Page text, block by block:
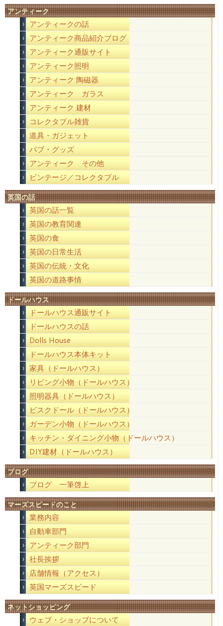
アンティーク
アンティークの話
アンティーク商品紹介ブログ
アンティーク通販サイト
アンティーク照明
アンティーク 陶磁器
アンティーク ガラス
アンティーク 建材
コレクタブル雑貨
道具・ガジェット
パブ・グッズ
アンティーク その他
ビンテージ／コレクタブル
英国の話
英国の話一覧
英国の教育関連
英国の食
英国の日常生活
英国の伝統・文化
英国の道路事情
ドールハウス
ドールハウス通販サイト
ドールハウスの話
Dolls House
ドールハウス本体キット
家具（ドールハウス）
リビング小物（ドールハウス）
照明器具（ドールハウス）
ビスクドール（ドールハウス）
ガーデン小物（ドールハウス）
キッチン・ダイニング小物（ドールハウス）
DIY建材（ドールハウス）
ブログ
ブログ 一筆啓上
マーズスピードのこと
業務内容
自動車部門
アンティーク部門
社長挨拶
店舗情報（アクセス）
英国マーズスピード
ネットショッピング
ウェブ・ショップについて